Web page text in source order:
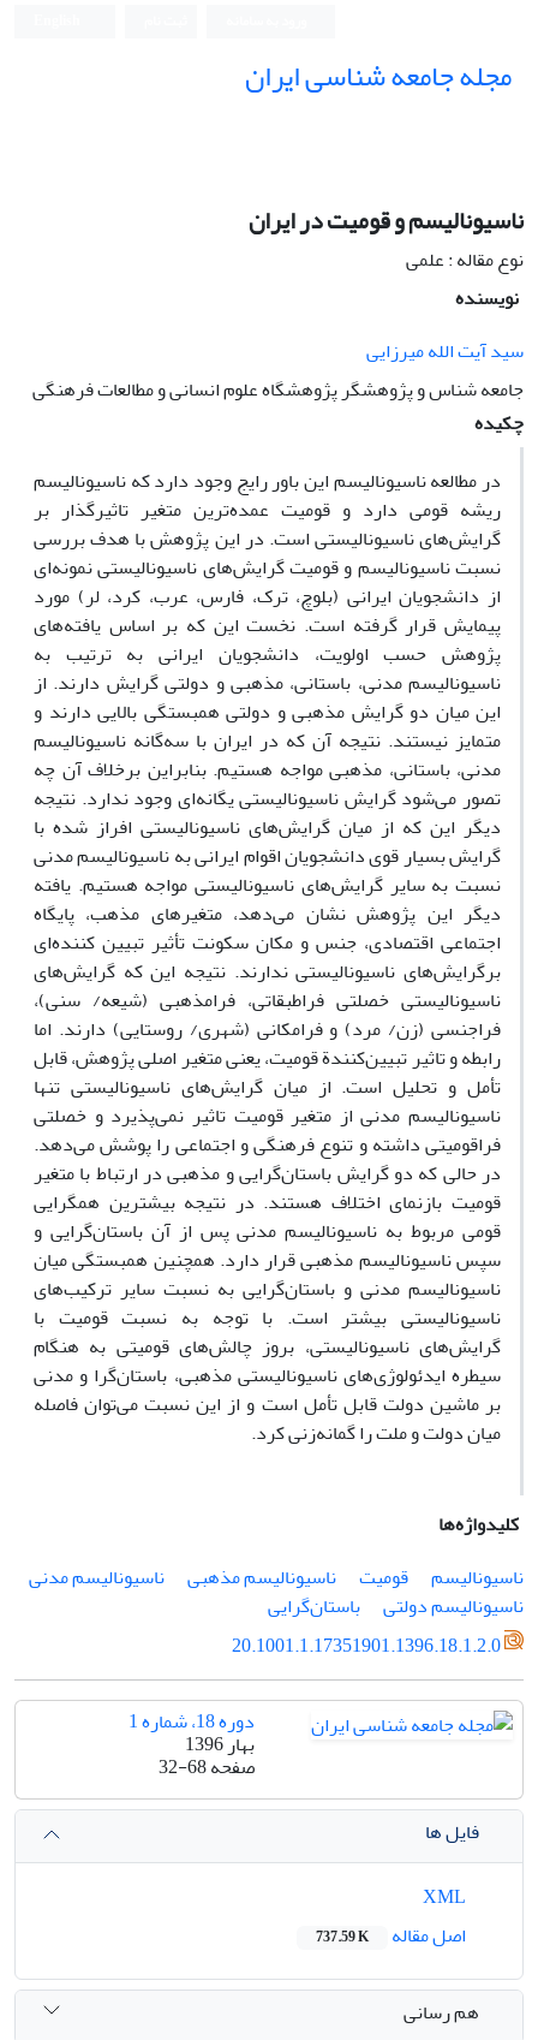
مجله جامعه شناسی ایران
ناسیونالیسم و قومیت در ایران
نوع مقاله : علمی
نویسنده
سید آیت الله میرزایی
جامعه شناس و پژوهشگر پژوهشگاه علوم انسانی و مطالعات فرهنگی
چکیده
در مطالعه ناسیونالیسم این باور رایج وجود دارد که ناسیونالیسم
ریشه قومی دارد و قومیت عمده‌ترین متغیر تاثیرگذار بر
گرایش‌های ناسیونالیستی است. در این پژوهش با هدف بررسی
نسبت ناسیونالیسم و قومیت گرایش‌های ناسیونالیستی نمونه‌ای
از دانشجویان ایرانی (بلوچ، ترک، فارس، عرب، کرد، لر) مورد
پیمایش قرار گرفته است. نخست این که بر اساس یافته‌های
پژوهش حسب اولویت، دانشجویان ایرانی به ترتیب به
ناسیونالیسم‌ مدنی، باستانی، مذهبی و دولتی گرایش دارند. از
این میان دو گرایش مذهبی و دولتی همبستگی بالایی دارند و
متمایز نیستند. نتیجه آن که در ایران با سه‌گانه ناسیونالیسم
مدنی، باستانی، مذهبی مواجه هستیم. بنابراین برخلاف آن چه
تصور می‌شود گرایش ناسیونالیستی یگانه‌‌ای وجود ندارد. نتیجه
دیگر این که از میان گرایش‌های ناسیونالیستی افراز شده با
گرایش بسیار قوی دانشجویان اقوام ایرانی به ناسیونالیسم مدنی
نسبت به سایر گرایش‌های ناسیونالیستی مواجه هستیم. یافته
دیگر این پژوهش نشان می‌دهد، متغیرهای مذهب، پایگاه
اجتماعی اقتصادی، جنس و مکان سکونت تأثیر تبیین کننده‌ای
برگرایش‌های ناسیونالیستی ندارند. نتیجه این که گرایش‌های
ناسیونالیستی خصلتی فراطبقاتی، فرامذهبی (شیعه/ سنی)،
فراجنسی (زن/ مرد) و فرامکانی (شهری/ روستایی) دارند. اما
رابطه و تاثیر تبیین‌کنندة قومیت، یعنی متغیر اصلی پژوهش، قابل
تأمل و تحلیل است. از میان گرایش‌های ناسیونالیستی تنها
ناسیونالیسم مدنی از متغیر قومیت تاثیر نمی‌پذیرد و خصلتی
فراقومیتی داشته و تنوع فرهنگی و اجتماعی را پوشش می‌دهد.
در حالی که دو گرایش باستان‌گرایی و مذهبی در ارتباط با متغیر
قومیت بازنمای اختلاف هستند. در نتیجه بیشترین همگرایی
قومی مربوط به ناسیونالیسم مدنی پس از آن باستان‌گرایی و
سپس ناسیونالیسم مذهبی قرار دارد. همچنین همبستگی میان
ناسیونالیسم مدنی و باستان‌گرایی به نسبت سایر ترکیب‌های
ناسیونالیستی بیشتر است. با توجه به نسبت قومیت با
گرایش‌های ناسیونالیستی، بروز چالش‌های قومیتی به هنگام
سیطره ایدئولوژی‌های ناسیونالیستی مذهبی، باستان‌گرا و مدنی
بر ماشین دولت قابل تأمل است و از این نسبت می‌توان فاصله
میان دولت و ملت را گمانه‌زنی کرد.
کلیدواژه‌ها
ناسیونالیسم
قومیت ناسیونالیسم مذهبی
ناسیونالیسم مدنی
ناسیونالیسم دولتی
باستان‌گرایی
20.1001.1.17351901.1396.18.1.2.0
دوره 18، شماره 1
بهار 1396
صفحه32-68
فایل ها
اصل مقاله
737.59 K
هم رسانی